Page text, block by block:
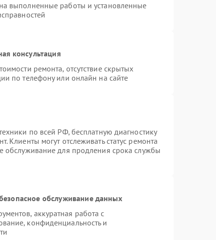
выполненные работы и установленные
консультация
ремонта, отсутствие скрытых
по телефону или онлайн на сайте
по всей РФ, бесплатную диагностику
могут отслеживать статус ремонта
обслуживание для продления срока службы
обслуживание данных
аккуратная работа с
конфиденциальность и